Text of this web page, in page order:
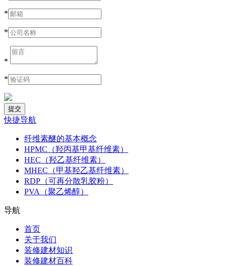
*
*
*
*
快捷导航
纤维素醚的基本概念
HPMC（羟丙基甲基纤维素）
HEC（羟乙基纤维素）
MHEC（甲基羟乙基纤维素）
RDP（可再分散乳胶粉）
PVA（聚乙烯醇）
导航
首页
关于我们
装修建材知识
装修建材百科